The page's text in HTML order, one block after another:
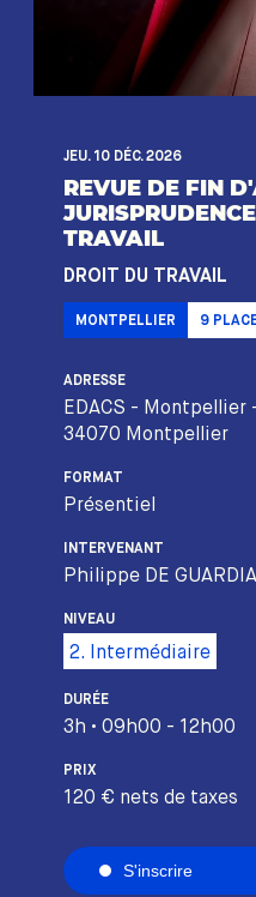
JEU. 10 DÉC. 2026
REVUE DE FIN
TRAVAIL
DROIT DU TRAVAIL
MONTPELLIER 9
ADRESSE
EDACS - Montpellier
34070 Montpellier
FORMAT
Présentiel
INTERVENANT
Philippe DE GUARDIA
NIVEAU
2. Intermédiaire
DURÉE
3h • 09h00 - 12h00
PRIX
120 € nets de taxes
S'inscrire